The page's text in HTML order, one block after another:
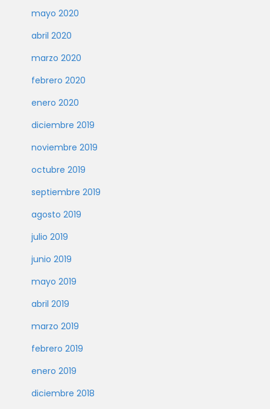
mayo 2020
abril 2020
marzo 2020
febrero 2020
enero 2020
diciembre 2019
noviembre 2019
octubre 2019
septiembre 2019
agosto 2019
julio 2019
junio 2019
mayo 2019
abril 2019
marzo 2019
febrero 2019
enero 2019
diciembre 2018